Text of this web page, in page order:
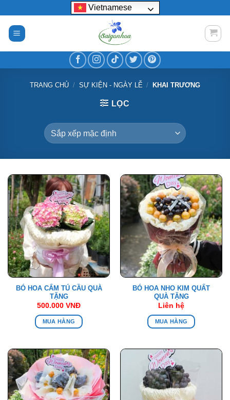
nội
dung
Vietnamese
TRANG CHỦ / SỰ KIỆN - NGÀY LỄ / KHAI TRƯƠNG
LỌC
BÓ HOA CẨM TÚ CẦU QUÀ
TẶNG
500.000 VNĐ
MUA HÀNG
BÓ HOA NHO KIM QUẤT
QUÀ TẶNG
Liên hệ
MUA HÀNG